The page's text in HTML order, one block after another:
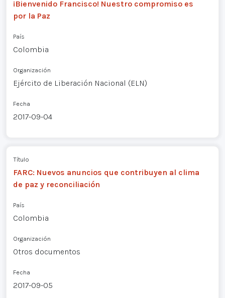
¡Bienvenido Francisco! Nuestro compromiso es
por la Paz
País
Colombia
Organización
Ejército de Liberación Nacional (ELN)
Fecha
2017-09-04
Título
FARC: Nuevos anuncios que contribuyen al clima
de paz y reconciliación
País
Colombia
Organización
Otros documentos
Fecha
2017-09-05